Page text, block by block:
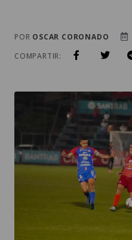
POR OSCAR CORONADO
COMPARTIR: